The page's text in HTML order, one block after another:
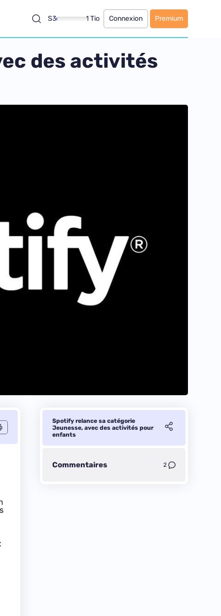
S3 1 Tio Connexion Premium
des activités
Spotify relance sa catégorie
Jeunesse, avec des activités pour
enfants
Commentaires 2